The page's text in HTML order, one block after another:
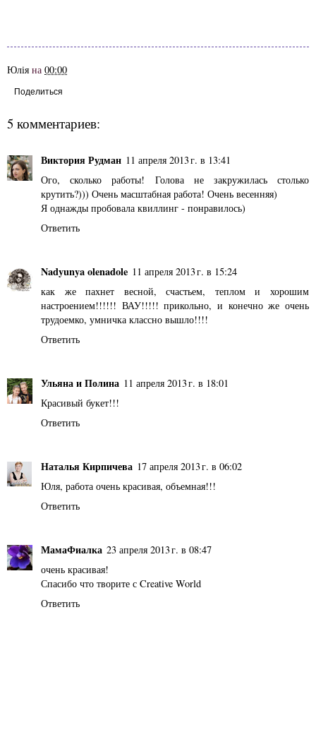
Юлія на 00:00
Поделиться
5 комментариев:
Виктория Рудман 11 апреля 2013 г. в 13:41
Ого, сколько работы! Голова не закружилась столько
крутить?))) Очень масштабная работа! Очень весенняя)
Я однажды пробовала квиллинг - понравилось)
Ответить
Nadyunya olenadole 11 апреля 2013 г. в 15:24
как же пахнет весной, счастьем, теплом и хорошим
настроением!!!!!! ВАУ!!!!! прикольно, и конечно же очень
трудоемко, умничка классно вышло!!!!
Ответить
Ульяна и Полина 11 апреля 2013 г. в 18:01
Красивый букет!!!
Ответить
Наталья Кирпичева 17 апреля 2013 г. в 06:02
Юля, работа очень красивая, объемная!!!
Ответить
МамаФиалка 23 апреля 2013 г. в 08:47
очень красивая!
Спасибо что творите с Creative World
Ответить